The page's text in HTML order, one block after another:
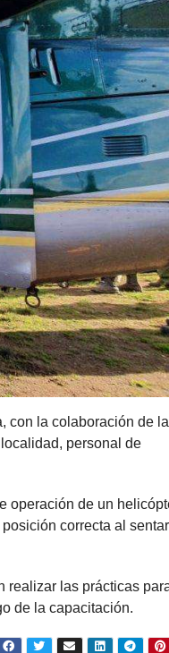
con la colaboración de la
personal de
operación de un
correcta al
realizar las prácticas
de la capacitación.